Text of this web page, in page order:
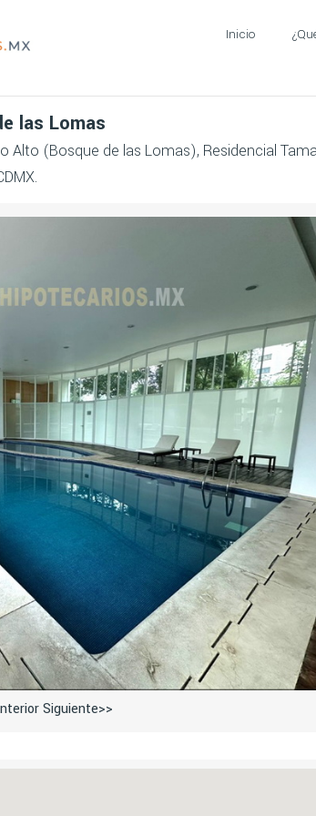
Inicio
las Lomas
Alto (Bosque de las Lomas), Residencial
Siguiente>>